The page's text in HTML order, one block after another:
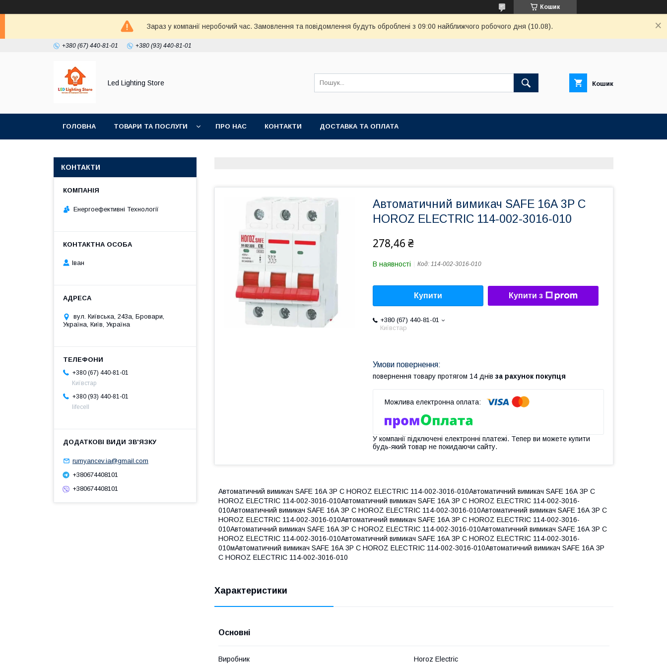
Кошик
Зараз у компанії неробочий час. Замовлення та повідомлення будуть оброблені з 09:00 найближчого робочого дня (10.08).
+380 (67) 440-81-01 +380 (93) 440-81-01
Led Lighting Store Кошик
ГОЛОВНА ТОВАРИ ТА ПОСЛУГИ ПРО НАС КОНТАКТИ ДОСТАВКА ТА ОПЛАТА
Автоматичний вимикач SAFE 16А 3P С
HOROZ ELECTRIC 114-002-3016-010
278,46 ₴
В наявності Код: 114-002-3016-010
Купити Купити з
+380 (67) 440-81-01
Київстар
повернення товару протягом 14 днів за рахунок покупця
У компанії підключені електронні платежі. Тепер ви можете купити
будь-який товар не покидаючи сайту.
Автоматичний вимикач SAFE 16А 3P С HOROZ ELECTRIC 114-002-3016-010Автоматичний вимикач SAFE 16А 3P С
HOROZ ELECTRIC 114-002-3016-010Автоматичний вимикач SAFE 16А 3P С HOROZ ELECTRIC 114-002-3016-
010Автоматичний вимикач SAFE 16А 3P С HOROZ ELECTRIC 114-002-3016-010Автоматичний вимикач SAFE 16А 3P С
HOROZ ELECTRIC 114-002-3016-010Автоматичний вимикач SAFE 16А 3P С HOROZ ELECTRIC 114-002-3016-
010Автоматичний вимикач SAFE 16А 3P С HOROZ ELECTRIC 114-002-3016-010Автоматичний вимикач SAFE 16А 3P С
HOROZ ELECTRIC 114-002-3016-010Автоматичний вимикач SAFE 16А 3P С HOROZ ELECTRIC 114-002-3016-
010мАвтоматичний вимикач SAFE 16А 3P С HOROZ ELECTRIC 114-002-3016-010Автоматичний вимикач SAFE 16А 3P
С HOROZ ELECTRIC 114-002-3016-010
Характеристики
Основні
Виробник Horoz Electric
КОНТАКТИ
Енергоефективні Технології
Іван
вул. Київська, 243а, Бровари,
Україна, Київ, Україна
+380 (67) 440-81-01
Київстар
+380 (93) 440-81-01
lifecell
rumyancev.ia@gmail.com
+380674408101
+380674408101